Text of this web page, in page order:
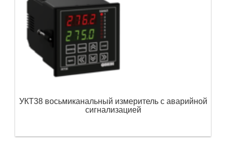
УКТ38 восьмиканальный измеритель с аварийной
сигнализацией